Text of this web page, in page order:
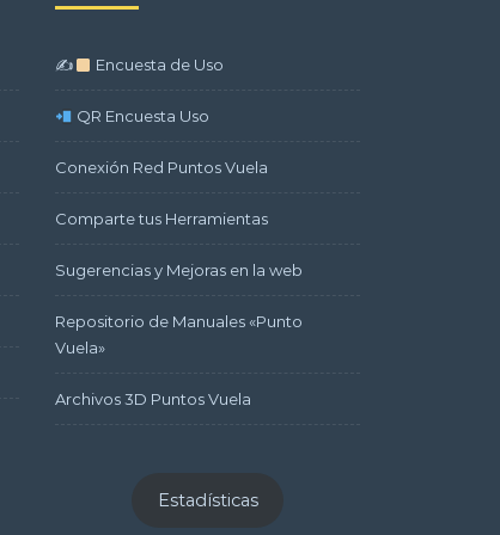
✍ Encuesta de Uso
QR Encuesta Uso
Conexión Red Puntos Vuela
Comparte tus Herramientas
Sugerencias y Mejoras en la web
Repositorio de Manuales «Punto
Vuela»
Archivos 3D Puntos Vuela
Estadísticas